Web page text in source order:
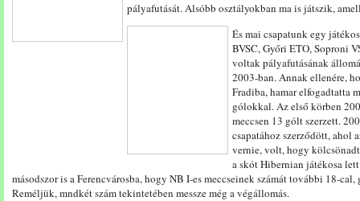
pályafutását. Alsóbb osztályokban ma is játszik,
És mai csapatunk egy
BVSC, Győri ETO, Soproni
voltak pályafutásának
2003-ban. Annak ellenére,
Fradiba, hamar elfogadtatta
gólokkal. Az első körben
meccsen 13 gólt szerzett.
csapatához szerződött, ahol
vernie, volt, hogy
a skót Hibernian játékosa
másodszor is a Ferencvárosba, hogy NB I-es meccseinek számát további 18-
Reméljük, mndkét szám tekintetében messze még a végállomás.